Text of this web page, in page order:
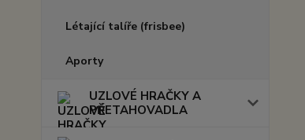
Létající talíře (frisbee)
Aporty
UZLOVÉ HRAČKY A
PŘETAHOVADLA